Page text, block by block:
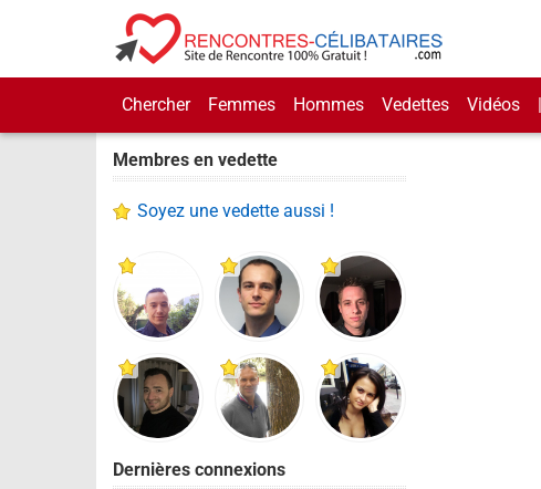
Chercher Femmes Hommes Vedettes Vidéos
Membres en vedette
Soyez une vedette aussi !
Dernières connexions